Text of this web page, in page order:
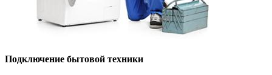
Подключение бытовой техники